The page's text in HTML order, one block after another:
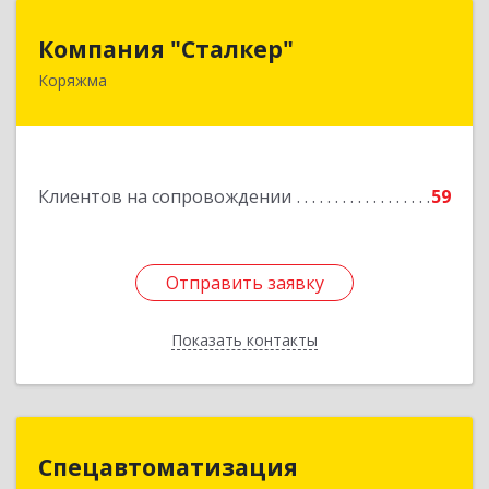
Компания "Сталкер"
Коряжма
Клиентов на сопровождении 59
Отправить заявку
Показать контакты
Отправить заявку
Назад
Спецавтоматизация